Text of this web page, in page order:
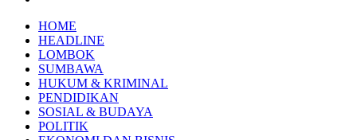
HOME
HEADLINE
LOMBOK
SUMBAWA
HUKUM & KRIMINAL
PENDIDIKAN
SOSIAL & BUDAYA
POLITIK